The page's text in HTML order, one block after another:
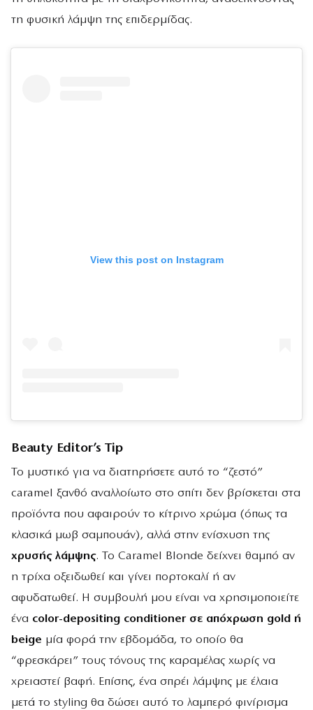
τη φυσική λάμψη της επιδερμίδας.
View this post on Instagram
Beauty Editor’s Tip
Το μυστικό για να διατηρήσετε αυτό το “ζεστό”
caramel ξανθό αναλλοίωτο στο σπίτι δεν βρίσκεται στα
προϊόντα που αφαιρούν το κίτρινο χρώμα (όπως τα
κλασικά μωβ σαμπουάν), αλλά στην ενίσχυση της
χρυσής λάμψης. Το Caramel Blonde δείχνει θαμπό αν
η τρίχα οξειδωθεί και γίνει πορτοκαλί ή αν
αφυδατωθεί. Η συμβουλή μου είναι να χρησιμοποιείτε
ένα color-depositing conditioner σε απόχρωση gold ή
beige μία φορά την εβδομάδα, το οποίο θα
“φρεσκάρει” τους τόνους της καραμέλας χωρίς να
χρειαστεί βαφή. Επίσης, ένα σπρέι λάμψης με έλαια
μετά το styling θα δώσει αυτό το λαμπερό φινίρισμα